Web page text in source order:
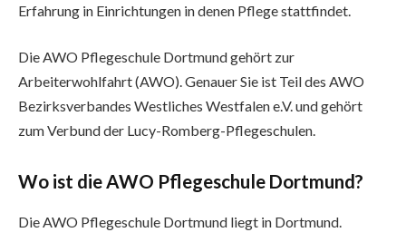
Erfahrung in Einrichtungen in denen Pflege stattfindet.
Die AWO Pflegeschule Dortmund gehört zur
Arbeiterwohlfahrt (AWO). Genauer Sie ist Teil des AWO
Bezirksverbandes Westliches Westfalen e.V. und gehört
zum Verbund der Lucy-Romberg-Pflegeschulen.
Wo ist die AWO Pflegeschule Dortmund?
Die AWO Pflegeschule Dortmund liegt in Dortmund.